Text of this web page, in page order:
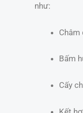
như:
Bấm
Cấy